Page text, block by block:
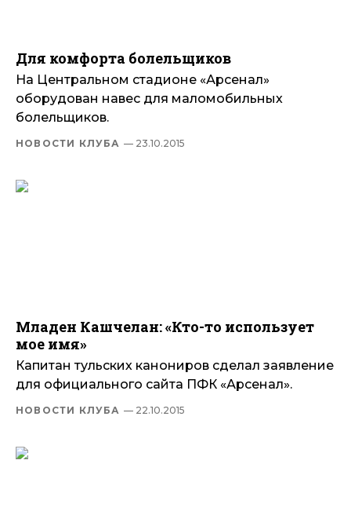
Для комфорта болельщиков
На Центральном стадионе «Арсенал»
оборудован навес для маломобильных
болельщиков.
НОВОСТИ КЛУБА — 23.10.2015
Младен Кашчелан: «Кто-то использует
мое имя»
Капитан тульских канониров сделал заявление
для официального сайта ПФК «Арсенал».
НОВОСТИ КЛУБА — 22.10.2015